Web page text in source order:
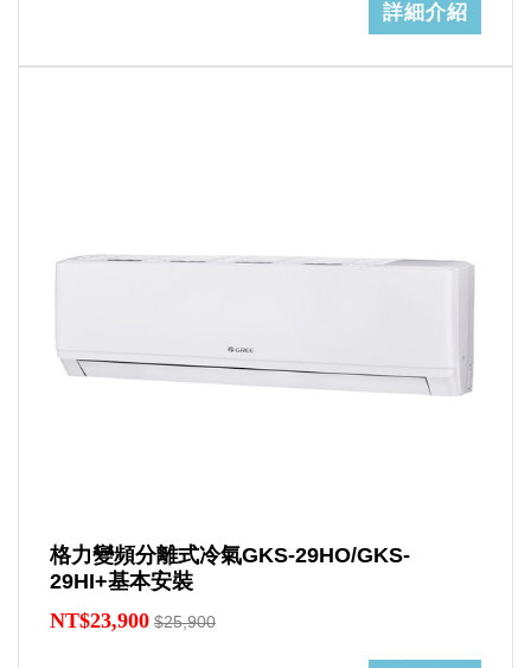
詳細介紹
格力變頻分離式冷氣GKS-29HO/GKS-
29HI+基本安裝
NT$23,900 $25,900